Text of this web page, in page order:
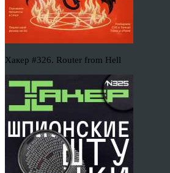
Хакер #326. Router from Hell